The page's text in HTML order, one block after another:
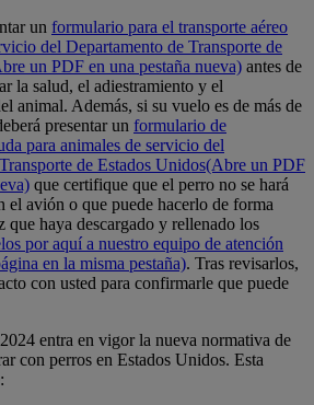
un formulario para el transporte aéreo
del Departamento de Transporte de
un PDF en una pestaña nueva) antes de
la salud, el adiestramiento y el
animal. Además, si su vuelo es de más de
presentar un formulario de
para animales de servicio del
de Estados Unidos(Abre un PDF
que certifique que el perro no se hará
el avión o que puede hacerlo de forma
que haya descargado y rellenado los
por aquí a nuestro equipo de atención
en la misma pestaña). Tras revisarlos,
con usted para confirmarle que puede
entra en vigor la nueva normativa de
con perros en Estados Unidos. Esta